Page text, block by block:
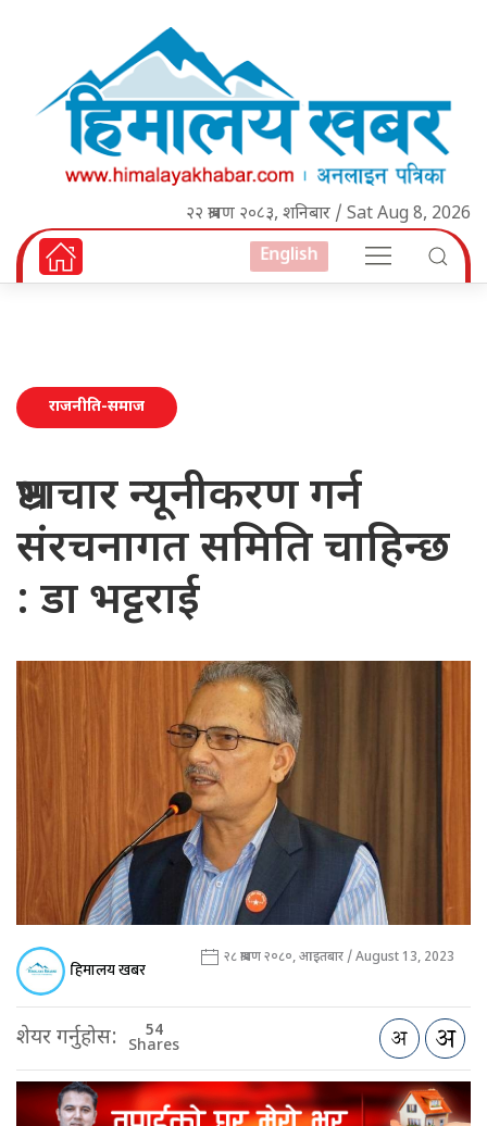
२२ श्रावण २०८३, शनिबार / Sat Aug 8, 2026
English
राजनीति-समाज
भ्रष्टाचार न्यूनीकरण गर्न
संरचनागत समिति चाहिन्छ
: डा भट्टराई
हिमालय खबर २८ श्रावण २०८०, आइतबार / August 13, 2023
शेयर गर्नुहोस: 54
Shares